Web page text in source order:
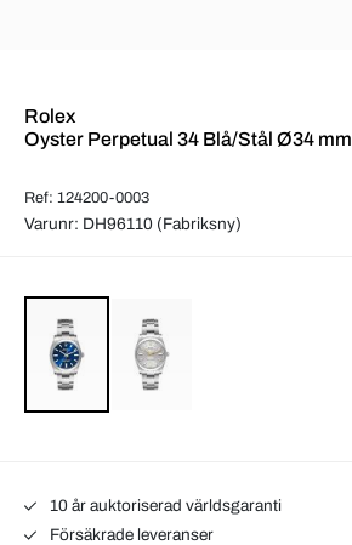
Rolex
Oyster Perpetual 34 Blå/Stål Ø34 mm
Ref: 124200-0003
Varunr: DH96110 (Fabriksny)
10 år auktoriserad världsgaranti
Försäkrade leveranser